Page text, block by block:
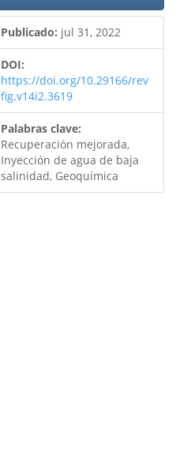
Publicado: jul 31, 2022
DOI:
https://doi.org/10.29166/rev
fig.v14i2.3619
Palabras clave:
Recuperación mejorada,
Inyección de agua de baja
salinidad, Geoquímica